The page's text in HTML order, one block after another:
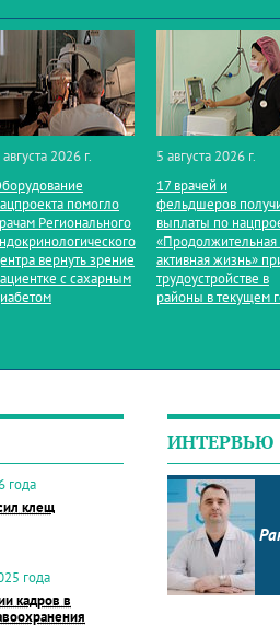
августа 2026 г.
помогло
Регионального
вернуть зрение
с сахарным
5 августа 2026 г.
17 врачей и
фельдшеров
выплаты по
«Продолжительная
активная жизнь»
трудоустройстве в
районы в текущем
года
клещ
года
кадров в
ИНТЕРВЬЮ